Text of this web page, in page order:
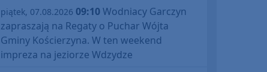
piątek, 07.08.2026 09:10Wodniacy Garczyn
zapraszają na Regaty o Puchar Wójta
Gminy Kościerzyna. W ten weekend
impreza na jeziorze Wdzydze